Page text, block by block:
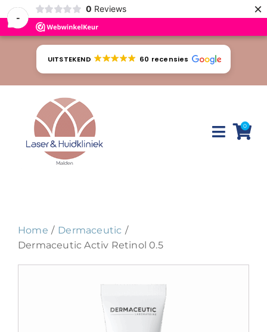
-
0 Reviews ×
UITSTEKEND 60 recensies
Toggle
Tarieven
Webshop
0
Home
Dermaceutic
Dermaceutic Activ Retinol 0.5